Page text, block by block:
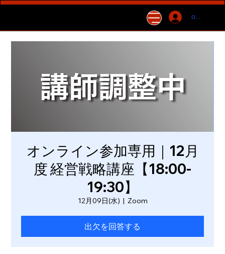
ログイン
オンライン参加専用｜12月
度 経営戦略講座【18:00-
19:30】
12月09日(水)
  |
Zoom
出欠を回答する